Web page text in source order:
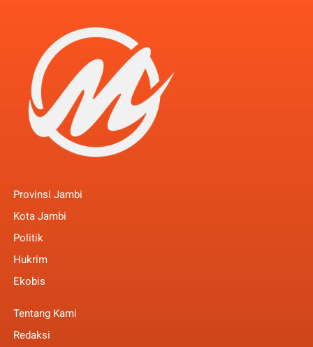
Provinsi Jambi
Kota Jambi
Politik
Hukrim
Ekobis
Tentang Kami
Redaksi